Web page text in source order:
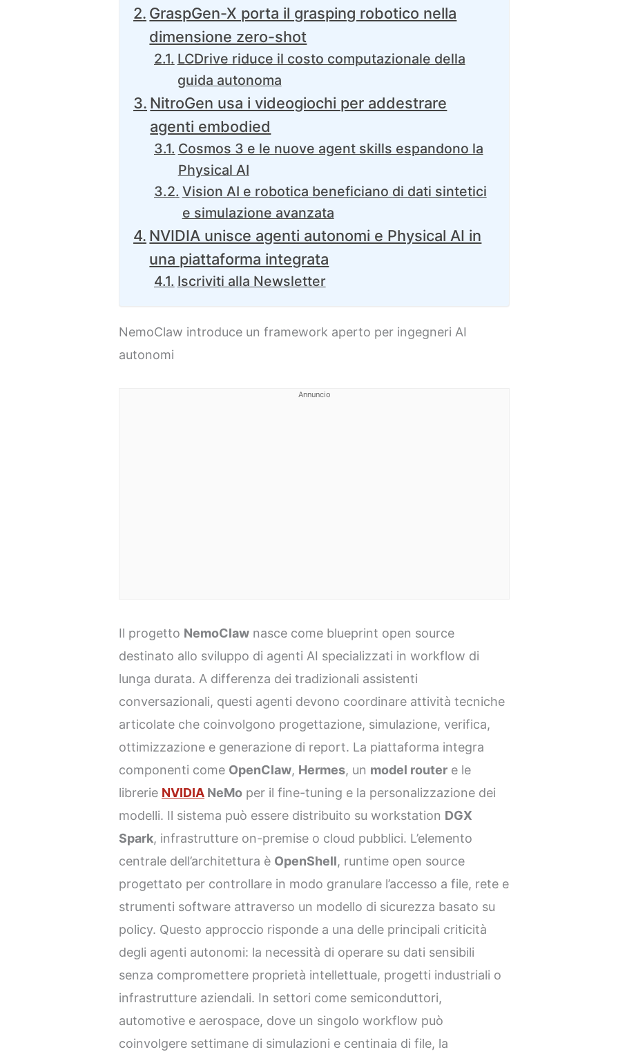
GraspGen-X porta il grasping robotico nella
dimensione zero-shot
LCDrive riduce il costo computazionale della
guida autonoma
NitroGen usa i videogiochi per addestrare
agenti embodied
Cosmos 3 e le nuove agent skills espandono la
Physical AI
Vision AI e robotica beneficiano di dati sintetici
e simulazione avanzata
NVIDIA unisce agenti autonomi e Physical AI in
una piattaforma integrata
Iscriviti alla Newsletter
NemoClaw introduce un framework aperto per ingegneri AI
autonomi
Annuncio
Il progetto NemoClaw nasce come blueprint open source
destinato allo sviluppo di agenti AI specializzati in workflow di
lunga durata. A differenza dei tradizionali assistenti
conversazionali, questi agenti devono coordinare attività tecniche
articolate che coinvolgono progettazione, simulazione, verifica,
ottimizzazione e generazione di report. La piattaforma integra
componenti come OpenClaw, Hermes, un model router e le
librerie NVIDIA NeMo per il fine-tuning e la personalizzazione dei
modelli. Il sistema può essere distribuito su workstation DGX
Spark, infrastrutture on-premise o cloud pubblici. L’elemento
centrale dell’architettura è OpenShell, runtime open source
progettato per controllare in modo granulare l’accesso a file, rete e
strumenti software attraverso un modello di sicurezza basato su
policy. Questo approccio risponde a una delle principali criticità
degli agenti autonomi: la necessità di operare su dati sensibili
senza compromettere proprietà intellettuale, progetti industriali o
infrastrutture aziendali. In settori come semiconduttori,
automotive e aerospace, dove un singolo workflow può
coinvolgere settimane di simulazioni e centinaia di file, la